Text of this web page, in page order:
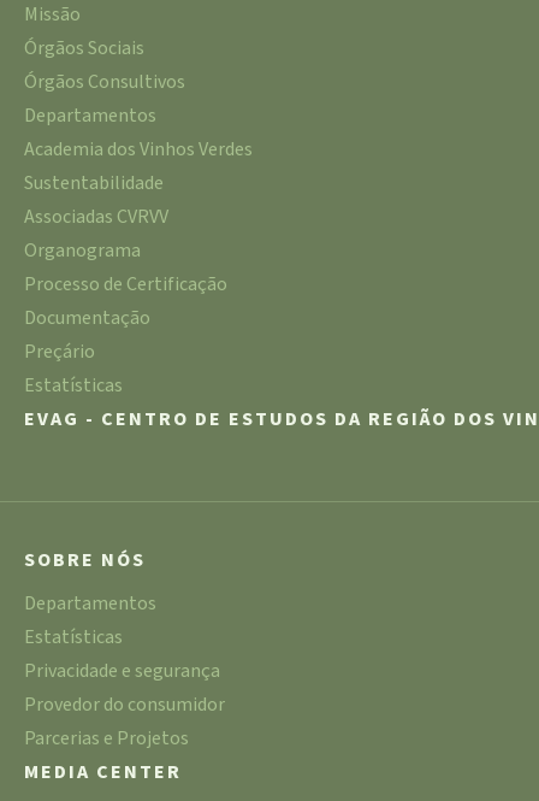
Missão
Órgãos Sociais
Órgãos Consultivos
Departamentos
Academia dos Vinhos Verdes
Sustentabilidade
Associadas CVRVV
Organograma
Processo de Certificação
Documentação
Preçário
Estatísticas
EVAG - CENTRO DE ESTUDOS DA REGIÃO DOS
SOBRE NÓS
Departamentos
Estatísticas
Privacidade e segurança
Provedor do consumidor
Parcerias e Projetos
MEDIA CENTER